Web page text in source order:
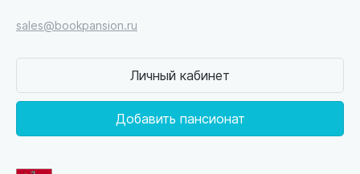
sales@bookpansion.ru
Личный кабинет
Добавить пансионат